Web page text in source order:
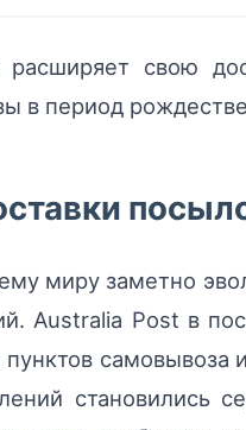
расширяет свою
в период
миру заметно
Australia Post в
самовывоза
становились